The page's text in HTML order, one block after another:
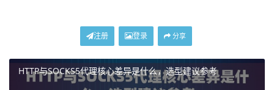
其信誉度低，访问任何网站都容易受阻。如果代理服务
器的网络不稳定、带宽不足，也会造成连接超时、速度
缓慢等“软性限制”，实质上影响了使用效果。
注册 登录 分享
HTTP与SOCKS5代理核心差异是什么，选型建议参考